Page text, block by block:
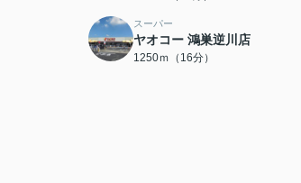
スーパー
ヤオコー 鴻巣逆川店
1250ｍ（16分）